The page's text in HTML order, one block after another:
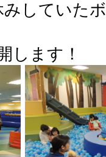
していた
します！